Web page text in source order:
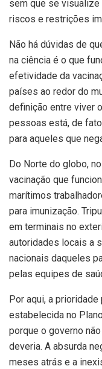
sem que se visualize
riscos e restrições
Não há dúvidas de
na ciência é o que
efetividade da
países ao redor do
definição entre viver
pessoas está, de
para aqueles que
Do Norte do globo,
vacinação que
marítimos
para imunização.
em terminais no
autoridades locais a
nacionais daqueles
pelas equipes de
Por aqui, a
estabelecida no
porque o governo
deveria. A absurda
meses atrás e a